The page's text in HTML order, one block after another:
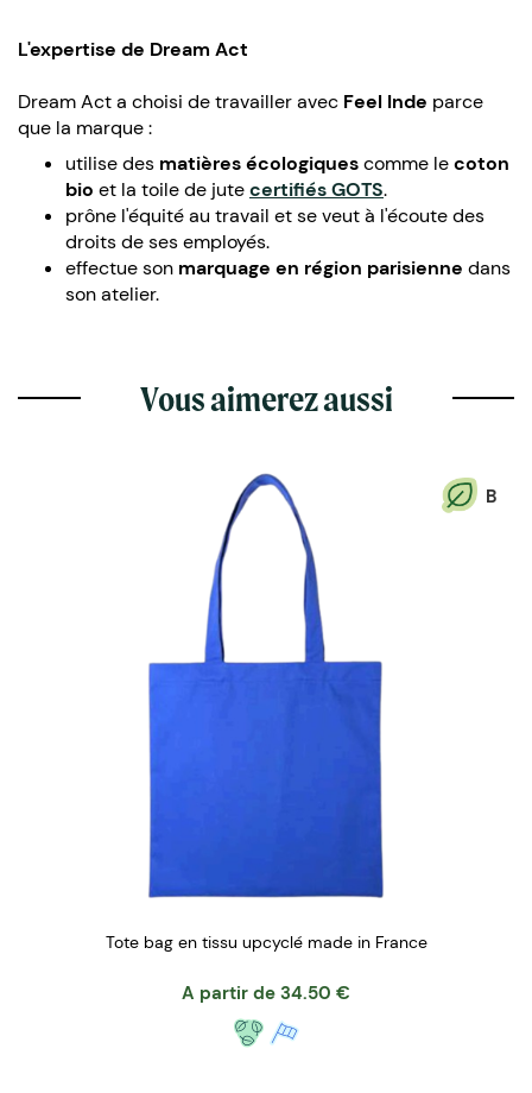
L'expertise de Dream Act
Dream Act a choisi de travailler avec Feel Inde parce
que la marque :
utilise des matières écologiquescomme lecoton
bio et la toile de jutecertifiés GOTS.
prône l'équité au travail et se veut à l'écoute des
droits de ses employés.
effectue son marquage en région parisienne dans
son atelier.
Vous aimerez aussi
B
Tote bag en tissu upcyclé made in France
A partir de 34.50 €